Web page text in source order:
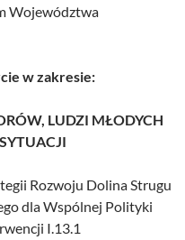
Województwa
w zakresie:
LUDZI MŁODYCH
Rozwoju Dolina Strugu
dla Wspólnej Polityki
I.13.1